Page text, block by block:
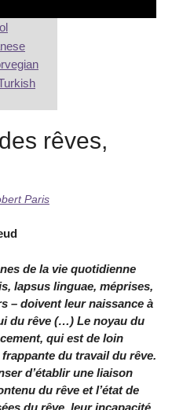
rêves,
Paris
de la vie quotidienne
lapsus linguae, méprises,
– doivent leur naissance à
du rêve (…) Le noyau du
qui est de loin
du travail du rêve.
d’établir une liaison
du rêve et l’état de